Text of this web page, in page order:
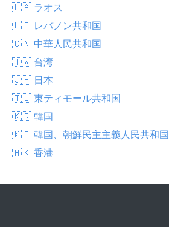
🇱🇦 ラオス
🇱🇧 レバノン共和国
🇨🇳 中華人民共和国
🇹🇼 台湾
🇯🇵 日本
🇹🇱 東ティモール共和国
🇰🇷 韓国
🇰🇵 韓国、朝鮮民主主義人民共和国
🇭🇰 香港